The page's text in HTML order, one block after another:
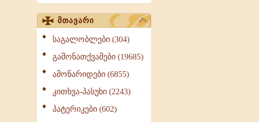
მთავარი
საგალობლები (304)
გამონათქვამები (19685)
ამონარიდები (6855)
კითხვა-პასუხი (2243)
პატერიკები (602)